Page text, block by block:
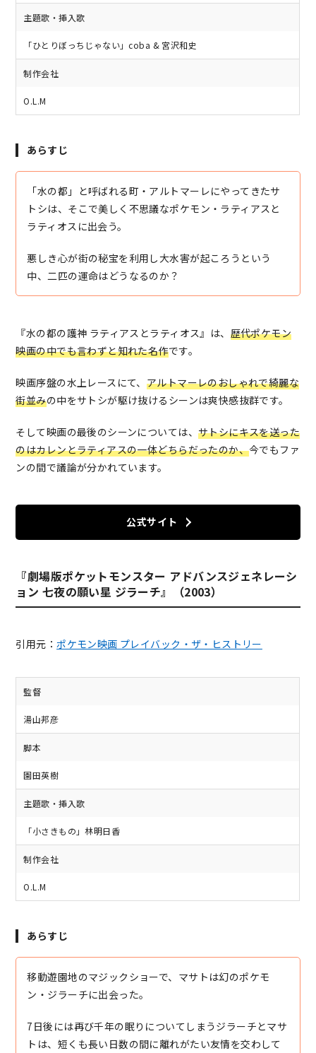
主題歌・挿入歌
「ひとりぼっちじゃない」coba & 宮沢和史
制作会社
O.L.M
あらすじ
「水の都」と呼ばれる町・アルトマーレにやってきたサ
トシは、そこで美しく不思議なポケモン・ラティアスと
ラティオスに出会う。
悪しき心が街の秘宝を利用し大水害が起ころうという
中、二匹の運命はどうなるのか？
『水の都の護神 ラティアスとラティオス』は、 歴代ポケモン
映画の中でも言わずと知れた名作です。
映画序盤の水上レースにて、 アルトマーレのおしゃれで綺麗な
街並みの中をサトシが駆け抜けるシーンは爽快感抜群です。
そして映画の最後のシーンについては、 サトシにキスを送った
のはカレンとラティアスの一体どちらだったのか、今でもファ
ンの間で議論が分かれています。
公式サイト
『劇場版ポケットモンスター アドバンスジェネレーシ
ョン 七夜の願い星 ジラーチ』（2003）
引用元：ポケモン映画 プレイバック・ザ・ヒストリー
監督
湯山邦彦
脚本
園田英樹
主題歌・挿入歌
「小さきもの」林明日香
制作会社
O.L.M
あらすじ
移動遊園地のマジックショーで、マサトは幻のポケモ
ン・ジラーチに出会った。
7日後には再び千年の眠りについてしまうジラーチとマサ
トは、短くも長い日数の間に離れがたい友情を交わして